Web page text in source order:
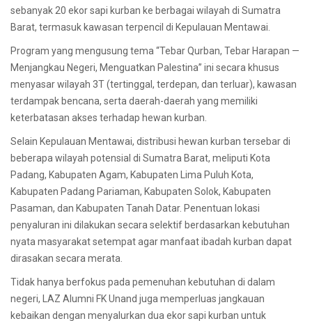
sebanyak 20 ekor sapi kurban ke berbagai wilayah di Sumatra
Barat, termasuk kawasan terpencil di Kepulauan Mentawai.
Program yang mengusung tema “Tebar Qurban, Tebar Harapan —
Menjangkau Negeri, Menguatkan Palestina” ini secara khusus
menyasar wilayah 3T (tertinggal, terdepan, dan terluar), kawasan
terdampak bencana, serta daerah-daerah yang memiliki
keterbatasan akses terhadap hewan kurban.
Selain Kepulauan Mentawai, distribusi hewan kurban tersebar di
beberapa wilayah potensial di Sumatra Barat, meliputi Kota
Padang, Kabupaten Agam, Kabupaten Lima Puluh Kota,
Kabupaten Padang Pariaman, Kabupaten Solok, Kabupaten
Pasaman, dan Kabupaten Tanah Datar. Penentuan lokasi
penyaluran ini dilakukan secara selektif berdasarkan kebutuhan
nyata masyarakat setempat agar manfaat ibadah kurban dapat
dirasakan secara merata.
Tidak hanya berfokus pada pemenuhan kebutuhan di dalam
negeri, LAZ Alumni FK Unand juga memperluas jangkauan
kebaikan dengan menyalurkan dua ekor sapi kurban untuk